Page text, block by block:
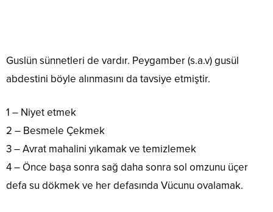
Guslün sünnetleri de vardır. Peygamber (s.a.v) gusül
abdestini böyle alınmasını da tavsiye etmiştir.
1 – Niyet etmek
2 – Besmele Çekmek
3 – Avrat mahalini yıkamak ve temizlemek
4 – Önce başa sonra sağ daha sonra sol omzunu üçer
defa su dökmek ve her defasında Vücunu ovalamak.